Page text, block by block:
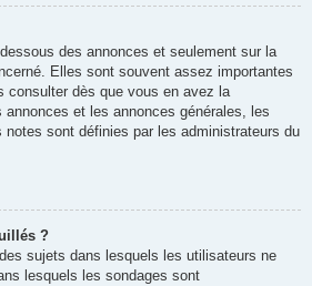
des annonces et seulement sur la
Elles sont souvent assez importantes
consulter dès que vous en avez la
et les annonces générales, les
sont définies par les administrateurs du
?
sujets dans lesquels les utilisateurs ne
lesquels les sondages sont